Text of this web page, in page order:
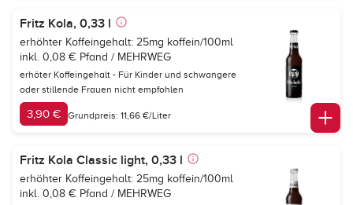
Fritz Kola, 0,33 l
erhöhter Koffeingehalt: 25mg koffein/100ml
inkl. 0,08 € Pfand / MEHRWEG
erhöter Koffeingehalt - Für Kinder und schwangere
oder stillende Frauen nicht empfohlen
3,90 € Grundpreis: 11,66 €/Liter
Fritz Kola Classic light, 0,33 l
erhöhter Koffeingehalt: 25mg koffein/100ml
inkl. 0,08 € Pfand / MEHRWEG